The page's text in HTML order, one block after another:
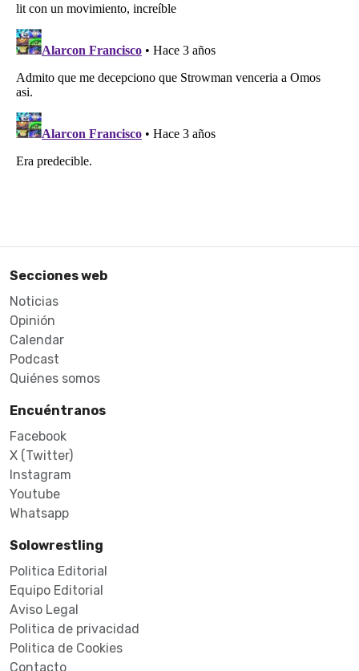
Secciones web
Noticias
Opinión
Calendar
Podcast
Quiénes somos
Encuéntranos
Facebook
X (Twitter)
Instagram
Youtube
Whatsapp
Solowrestling
Politica Editorial
Equipo Editorial
Aviso Legal
Politica de privacidad
Politica de Cookies
Contacto